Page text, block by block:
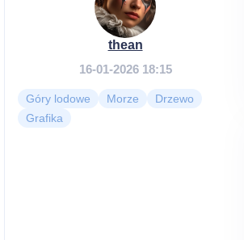
thean
16-01-2026 18:15
Góry lodowe Morze
Drzewo
Grafika